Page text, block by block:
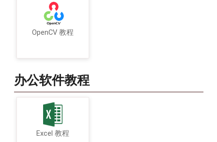
OpenCV 教程
办公软件教程
Excel 教程